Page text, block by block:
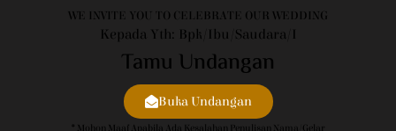
WE INVITE YOU TO CELEBRATE OUR WEDDING
Kepada Yth: Bpk/Ibu/Saudara/i
Tamu Undangan
Buka Undangan
* Mohon Maaf Apabila Ada Kesalahan Penulisan Nama/gelar